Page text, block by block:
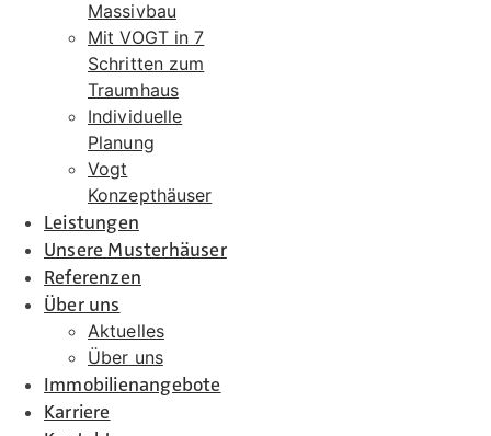
Massivbau
Mit VOGT in 7
Schritten zum
Traumhaus
Individuelle
Planung
Vogt
Konzepthäuser
Leistungen
Unsere Musterhäuser
Referenzen
Über uns
Aktuelles
Über uns
Immobilienangebote
Karriere